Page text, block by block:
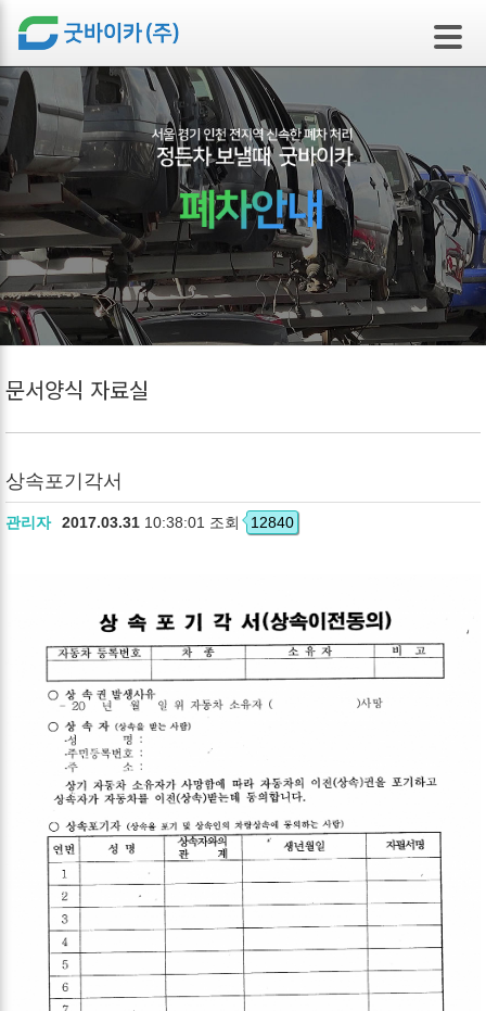
본문 바로가기
문서양식 자료실
상속포기각서
관리자 2017.03.31 10:38:01 조회 12840